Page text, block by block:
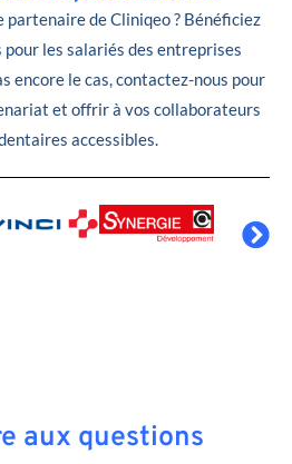
de Cliniqeo ? Bénéficiez
les salariés des entreprises
encore le cas, contactez-nous pour
et offrir à vos collaborateurs
accessibles.
aux questions